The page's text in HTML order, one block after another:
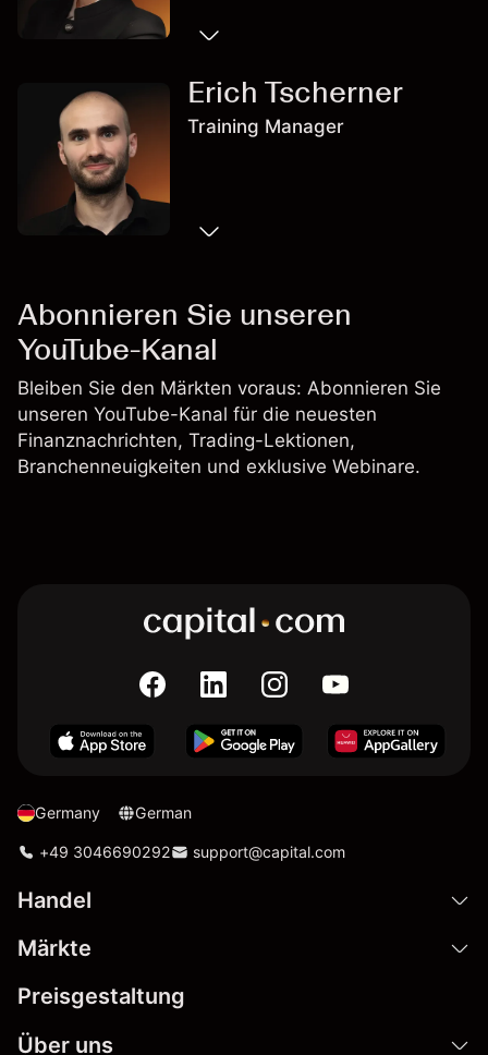
Erich Tscherner
Training Manager
Abonnieren Sie unseren
YouTube-Kanal
Bleiben Sie den Märkten voraus: Abonnieren Sie
unseren YouTube-Kanal für die neuesten
Finanznachrichten, Trading-Lektionen,
Branchenneuigkeiten und exklusive Webinare.
Germany German
+49 3046690292 support@capital.com
Handel
Märkte
Preisgestaltung
Über uns